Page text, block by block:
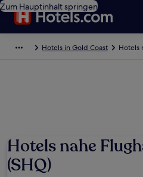
Zum Hauptinhalt springen
Hotels in Gold Coast Hotels
Hotels nahe
(SHQ)